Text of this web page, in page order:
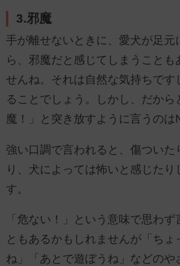
3.邪魔
手が離せないときに、愛犬が足元
ら、邪魔だと感じてしまうことも
せんね。それは自然な気持ちです
ることでしょう。しかし、だから
魔！」と突き放すように言うのは
強い口調で言われると、傷ついた
り、犬によっては怖いと感じたり
す。
「危ない！」という意味で思わず
ともあるかもしれませんが「ちょ
ね」「あとで遊ぼうね」などのや